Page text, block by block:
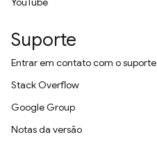
Suporte
Entrar em contato com o suporte
Stack Overflow
Google Group
Notas da versão